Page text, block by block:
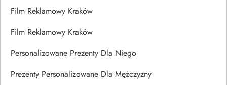
Film Reklamowy Kraków
Film Reklamowy Kraków
Personalizowane Prezenty Dla Niego
Prezenty Personalizowane Dla Mężczyzny